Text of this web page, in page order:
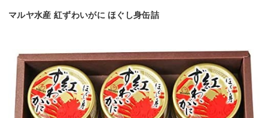
マルヤ水産 紅ずわいがに ほぐし身缶詰